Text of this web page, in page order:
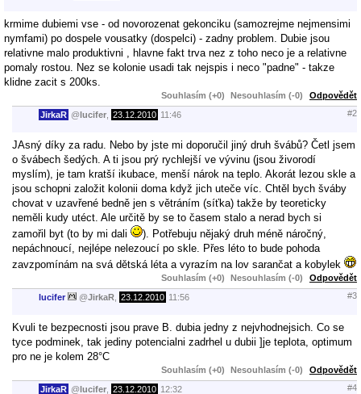
krmime dubiemi vse - od novorozenat gekonciku (samozrejme nejmensimi
nymfami) po dospele vousatky (dospelci) - zadny problem. Dubie jsou
relativne malo produktivni , hlavne fakt trva nez z toho neco je a relativne
pomaly rostou. Nez se kolonie usadi tak nejspis i neco "padne" - takze
klidne zacit s 200ks.
Souhlasím (+0) Nesouhlasím (-0) Odpovědět
JirkaR @lucifer 23.12.2010 11:46 #2
JAsný díky za radu. Nebo by jste mi doporučil jiný druh švábů? Četl jsem
o švábech šedých. A ti jsou prý rychlejší ve vývinu (jsou živorodí
myslím), je tam kratší ikubace, menší nárok na teplo. Akorát lezou skle a
jsou schopni založit kolonii doma když jich uteče víc. Chtěl bych šváby
chovat v uzavřené bedně jen s větráním (síťka) takže by teoreticky
neměli kudy utéct. Ale určitě by se to časem stalo a nerad bych si
zamořil byt (to by mi dali
). Potřebuju nějaký druh méně náročný,
nepáchnoucí, nejlépe nelezoucí po skle. Přes léto to bude pohoda
zavzpomínám na svá dětská léta a vyrazím na lov sarančat a kobylek
Souhlasím (+0) Nesouhlasím (-0) Odpovědět
lucifer @JirkaR 23.12.2010 11:56 #3
Kvuli te bezpecnosti jsou prave B. dubia jedny z nejvhodnejsich. Co se
tyce podminek, tak jediny potencialni zadrhel u dubii ]je teplota, optimum
pro ne je kolem 28°C
Souhlasím (+0) Nesouhlasím (-0) Odpovědět
JirkaR @lucifer 23.12.2010 12:32 #4